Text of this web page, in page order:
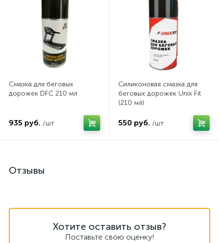
Смазка для беговых
дорожек DFC 210 мл
935 руб. /шт
Силиконовая смазка для
беговых дорожек Unix Fit
(210 мл)
550 руб. /шт
Отзывы
Хотите оставить отзыв?
Поставьте свою оценку!